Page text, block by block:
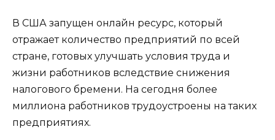
В США запущен онлайн ресурс, который
отражает количество предприятий по всей
стране, готовых улучшать условия труда и
жизни работников вследствие снижения
налогового бремени. На сегодня более
миллиона работников трудоустроены на таких
предприятиях.